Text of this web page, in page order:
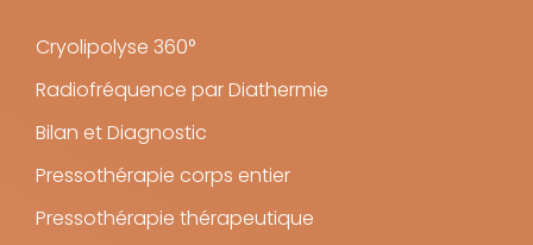
Cryolipolyse 360°
Radiofréquence par Diathermie
Bilan et Diagnostic
Pressothérapie corps entier
Pressothérapie thérapeutique